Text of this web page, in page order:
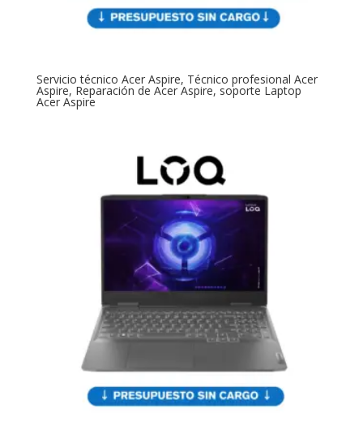
Servicio técnico Acer Aspire, Técnico profesional Acer
Aspire, Reparación de Acer Aspire, soporte Laptop
Acer Aspire